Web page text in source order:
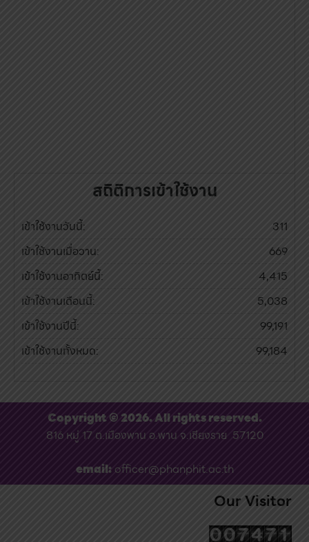
สถิติการเข้าใช้งาน
เข้าใช้งานวันนี้:
311
เข้าใช้งานเมื่อวาน:
669
เข้าใช้งานอาทิตย์นี้:
4,415
เข้าใช้งานเดือนนี้:
5,038
เข้าใช้งานปีนี้:
99,191
เข้าใช้งานทั้งหมด:
99,184
Copyright © 2026. All rights reserved.
816 หมู่ 17 ต.เมืองพาน อ.พาน จ.เชียงราย 57120
email:officer@phanphit.ac.th
Our Visitor